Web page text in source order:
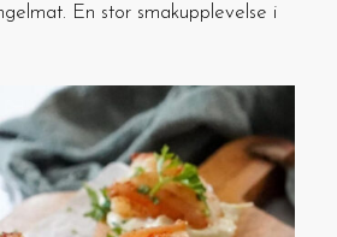
En stor smakupplevelse i